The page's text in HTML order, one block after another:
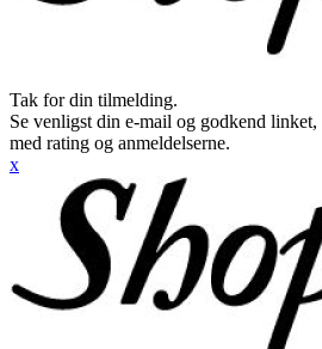
Tak for din tilmelding.
Se venligst din e-mail og godkend
med rating og anmeldelserne.
x